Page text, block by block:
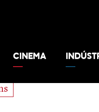
CINEMA